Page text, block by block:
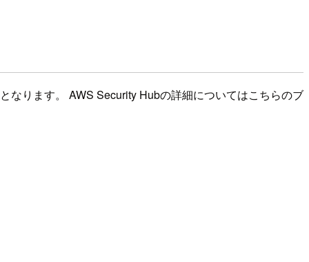
なります。 AWS Security Hubの詳細についてはこちらのブ